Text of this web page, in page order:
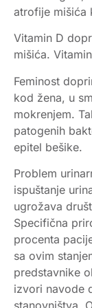
atrofije mišića
Vitamin D
mišića.
Feminost
kod žena, u
mokrenjem.
patogenih
epitel bešike.
Problem
ispuštanje
ugrožava
Specifična
procenta
sa ovim
predstavnike
izvori navode